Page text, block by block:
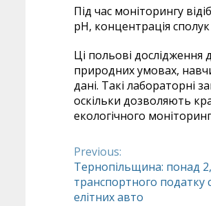
Під час моніторингу
рН, концентрація
Ці польові
природних умовах,
дані. Такі лабораторні
оскільки дозволяють
екологічного
Continue
Reading
Previous:
Тернопільщина: понад
транспортного податку
елітних авто